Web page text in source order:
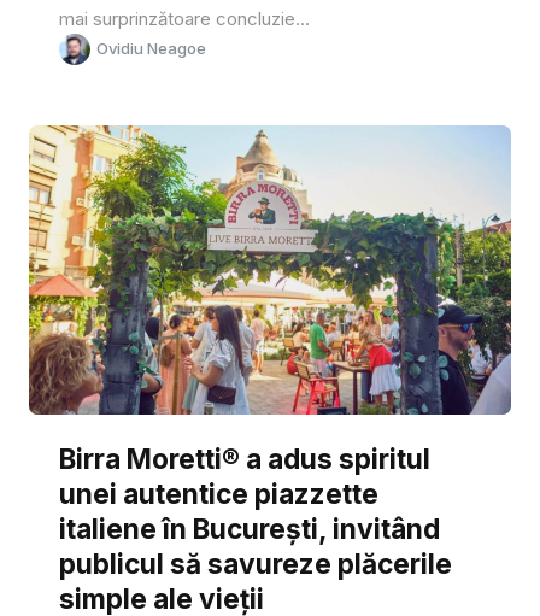
mai surprinzătoare concluzie...
Ovidiu Neagoe
Birra Moretti® a adus spiritul
unei autentice piazzette
italiene în București, invitând
publicul să savureze plăcerile
simple ale vieții